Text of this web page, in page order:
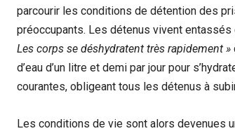
parcourir les conditions de détention des
préoccupants. Les détenus vivent entassés
Les corps se déshydratent très rapidement »
d’eau d’un litre et demi par jour pour
courantes, obligeant tous les détenus à
Les conditions de vie sont alors devenues